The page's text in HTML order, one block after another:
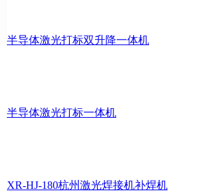
半导体激光打标双升降一体机
半导体激光打标一体机
XR-HJ-180杭州激光焊接机补焊机